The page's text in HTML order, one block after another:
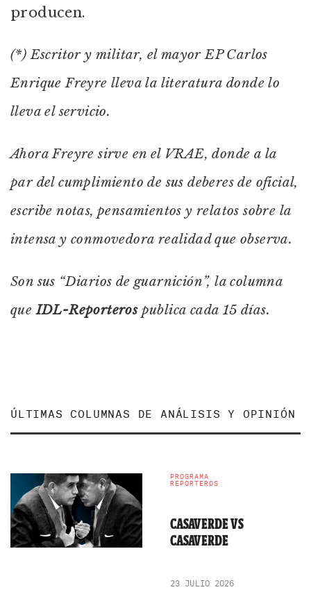
producen.
(*) Escritor y militar, el mayor EP Carlos
Enrique Freyre lleva la literatura donde lo
lleva el servicio.
Ahora Freyre sirve en el VRAE, donde a la
par del cumplimiento de sus deberes de oficial,
escribe notas, pensamientos y relatos sobre la
intensa y conmovedora realidad que observa.
Son sus “Diarios de guarnición”, la columna
queIDL-Reporterospublica cada 15 días.
ÚLTIMAS COLUMNAS DE ANÁLISIS Y OPINIÓN
PROGRAMA
REPORTEROS
CASAVERDE VS
CASAVERDE
23 JULIO 2026